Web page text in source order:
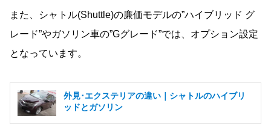
また、シャトル(Shuttle)の廉価モデルの”ハイブリッド グ
レード”やガソリン車の”Gグレード”では、オプション設定
となっています。
外見･エクステリアの違い｜シャトルのハイブリ
ッドとガソリン